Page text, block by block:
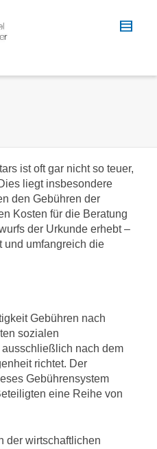
ist oft gar nicht so teuer,
liegt insbesondere
den Gebühren der
Kosten für die Beratung
der Urkunde erhebt –
und umfangreich die
Gebühren nach
sozialen
nach dem
richtet. Der
Gebührensystem
eine Reihe von
der wirtschaftlichen